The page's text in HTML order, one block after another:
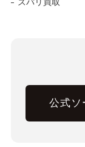
ズバリ買取
公式ソ